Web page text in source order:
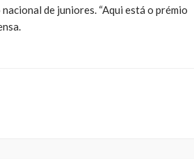
de juniores. “Aqui está o prémio